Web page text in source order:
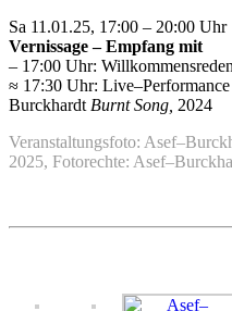
Sa 11.01.25, 17:00 – 20:00 Uhr
Vernissage – Empfang mit
– 17:00 Uhr: Willkommensreden
≈ 17:30 Uhr:
Burckhardt Burnt Song, 2024
Veranstaltungsfoto:
2025, Fotorechte: